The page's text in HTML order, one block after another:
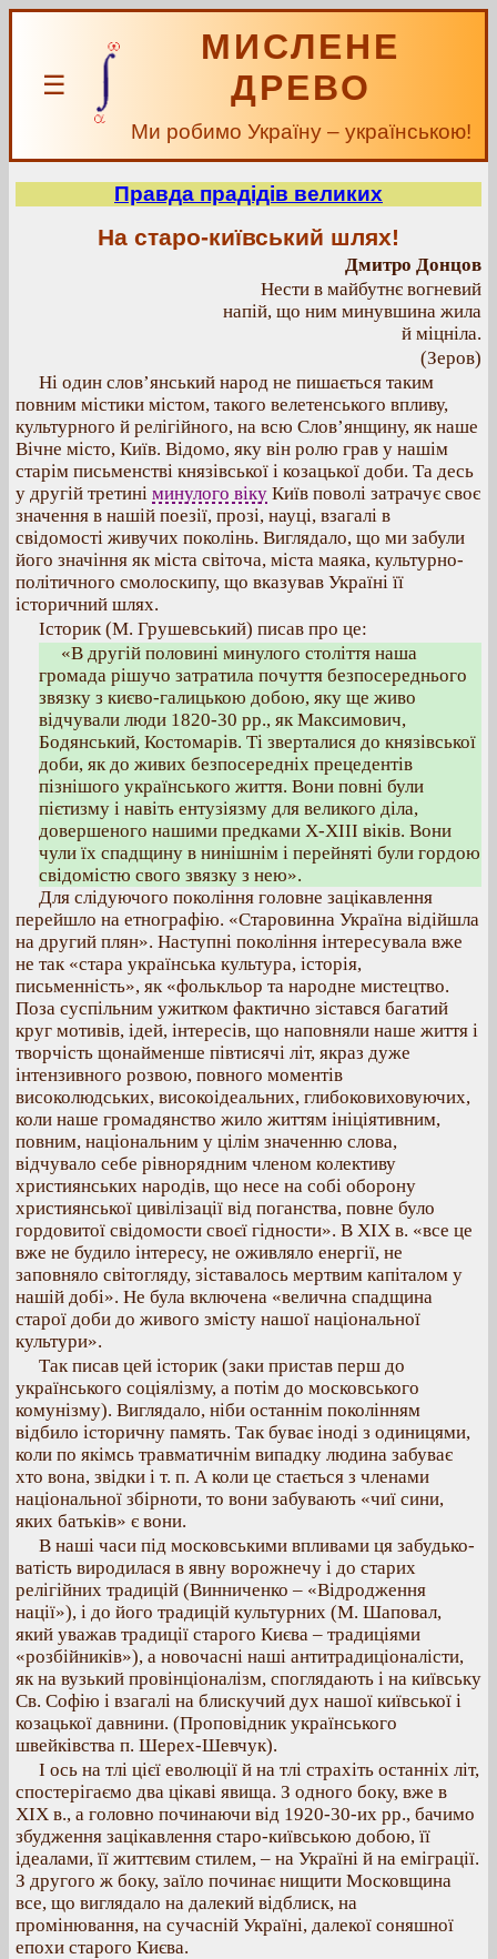
☰
МИСЛЕНЕ
ДРЕВО
Ми робимо Україну – українською!
Правда прадідів великих
На старо-київський шлях!
Дмитро Донцов
Нести в майбутнє вогневий
напій, що ним минувшина жила
й міцніла.
(Зеров)
Ні один слов’янський народ не пишається таким
повним містики містом, такого велетенського впливу,
культурного й релігійного, на всю Слов’янщину, як наше
Вічне місто, Київ. Відомо, яку він ролю грав у нашім
старім письменстві князівської і козацької доби. Та десь
у другій третині минулого віку Київ поволі затрачує своє
значення в нашій поезії, прозі, науці, взагалі в
свідомості живучих поколінь. Виглядало, що ми забули
його значіння як міста світоча, міста маяка, культурно-
політичного смолоскипу, що вказував Україні її
історичний шлях.
Історик (М. Грушевський) писав про це:
«В другій половині минулого століття наша
громада рішучо затратила почуття безпосереднього
звязку з києво-галицькою добою, яку ще живо
відчували люди 1820-30 рр., як Максимович,
Бодянський, Костомарів. Ті зверталися до князівської
доби, як до живих безпосередніх прецедентів
пізнішого українського життя. Вони повні були
пієтизму і навіть ентузіязму для великого діла,
довершеного нашими предками Х-ХІІІ віків. Вони
чули їх спадщину в нинішнім і перейняті були гордою
свідомістю свого звязку з нею».
Для слідуючого покоління головне зацікавлення
перейшло на етнографію. «Старовинна Україна відійшла
на другий плян». Наступні покоління інтересувала вже
не так «стара українська культура, історія,
письменність», як «фолькльор та народне мистецтво.
Поза суспільним ужитком фактично зістався багатий
круг мотивів, ідей, інтересів, що наповняли наше життя і
творчість щонайменше півтисячі літ, якраз дуже
інтензивного розвою, повного моментів
високолюдських, високоідеальних, глибоковиховуючих,
коли наше громадянство жило життям ініціятивним,
повним, національним у цілім значенню слова,
відчувало себе рівнорядним членом колективу
християнських народів, що несе на собі оборону
християнської цивілізації від поганства, повне було
гордовитої свідомости своєї гідности». В XIX в. «все це
вже не будило інтересу, не оживляло енергії, не
заповняло світогляду, зіставалось мертвим капіталом у
нашій добі». Не була включена «велична спадщина
старої доби до живого змісту нашої національної
культури».
Так писав цей історик (заки пристав перш до
українського соціялізму, а потім до московського
комунізму). Виглядало, ніби останнім поколінням
відбило історичну память. Так буває іноді з одиницями,
коли по якімсь травматичнім випадку людина забуває
хто вона, звідки і т. п. А коли це стається з членами
національної збірноти, то вони забувають «чиї сини,
яких батьків» є вони.
В наші часи під московськими впливами ця забудько-
ватість виродилася в явну ворожнечу і до старих
релігійних традицій (Винниченко – «Відродження
нації»), і до його традицій культурних (М. Шаповал,
який уважав традиції старого Києва – традиціями
«розбійників»), а новочасні наші антитрадиціоналісти,
як на вузький провінціоналізм, споглядають і на київську
Св. Софію і взагалі на блискучий дух нашої київської і
козацької давнини. (Проповідник українського
швейківства п. Шерех-Шевчук).
І ось на тлі цієї еволюції й на тлі страхіть останніх літ,
спостерігаємо два цікаві явища. З одного боку, вже в
XIX в., а головно починаючи від 1920-30-их рр., бачимо
збудження зацікавлення старо-київською добою, її
ідеалами, її життєвим стилем, – на Україні й на еміграції.
З другого ж боку, заїло починає нищити Московщина
все, що виглядало на далекий відблиск, на
промінювання, на сучасній Україні, далекої соняшної
епохи старого Києва.